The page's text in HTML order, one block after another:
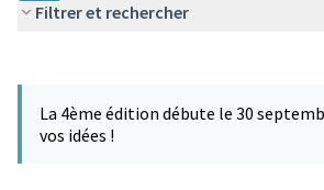
Filtrer et rechercher
−
La 4ème édition débute le 30
vos idées !